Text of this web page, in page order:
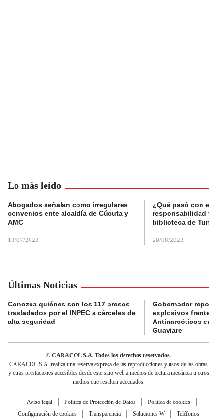
Lo más leído
Abogados señalan como irregulares
convenios ente alcaldía de Cúcuta y
AMC
13/07/2023
¿Qué pasó con el
responsabilidad
biblioteca de
29/08/2023
Últimas Noticias
Conozca quiénes son los 117 presos
trasladados por el INPEC a cárceles de
alta seguridad
Gobernador
explosivos frente a
Antinarcóticos en
Guaviare
© CARACOL S.A. Todos los derechos reservados.
CARACOL S.A. realiza una reserva expresa de las reproducciones y usos de las obras
y otras prestaciones accesibles desde este sitio web a medios de lectura mecánica u otros
medios que resulten adecuados.
Aviso legal Política de Protección de Datos
Política de cookies
Configuración de cookies
Transparencia Soluciones W
Teléfonos